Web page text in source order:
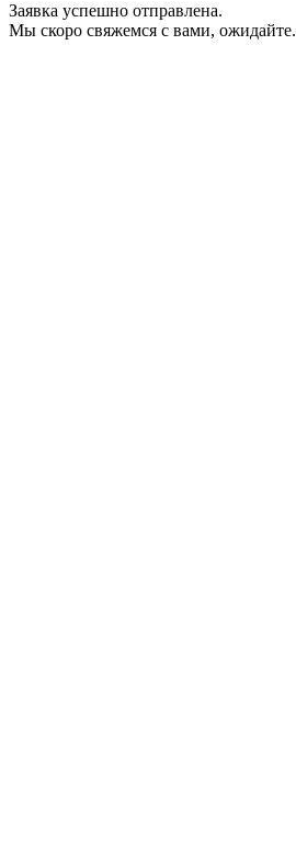
Заявка успешно отправлена.
Мы скоро свяжемся с вами, ожидайте.